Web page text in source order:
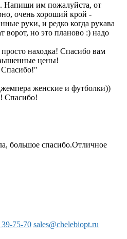
Напиши им пожалуйста, от
очень хороший крой -
руки, и редко когда рукава
ворот, но это планово :) надо
находка! Спасибо вам
цены!
женские и футболки))
Спасибо!
большое спасибо.Отличное
75-70 sales@chelebiopt.ru